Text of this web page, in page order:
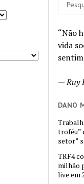
“Não
vida
—Ruy
DANO
troféu”
setor”
TRF4
milhão
live em